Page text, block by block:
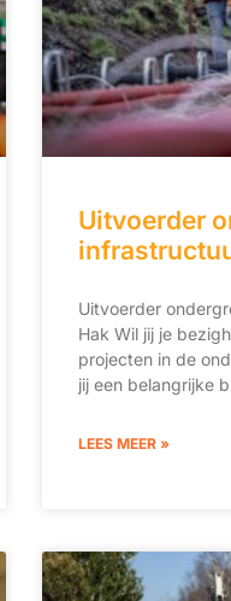
Uitvoerder
Uitvoerder
Hak Wil jij je
projecten in de
jij een belangrijke
LEES MEER »